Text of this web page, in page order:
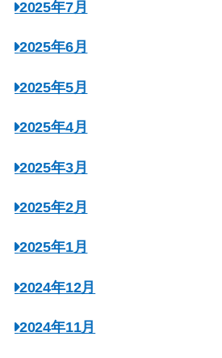
2025年7月
2025年6月
2025年5月
2025年4月
2025年3月
2025年2月
2025年1月
2024年12月
2024年11月